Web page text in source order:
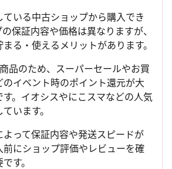
いる中古ショップから購入でき
保証内容や価格は異なりますが、
る・使えるメリットがあります。
品のため、スーパーセールやお買
のイベント時のポイント還元が大
す。イオシスやにこスマなどの人気
います。
よって保証内容や発送スピードが
にショップ評価やレビューを確
す。